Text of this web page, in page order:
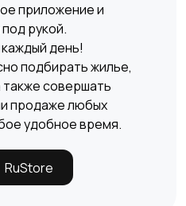
Рестораны и
общепит
Спорт и красота
приложение и
рукой.
день!
подбирать жилье,
также совершать
продаже любых
удобное время.
RuStore